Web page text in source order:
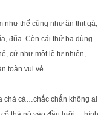
như thế cũng như ăn thịt gà,
đũa. Còn cái thứ ba dùng
cứ như một lẽ tự nhiên,
toàn vui vẻ.
chả cá…chắc chắn không ai